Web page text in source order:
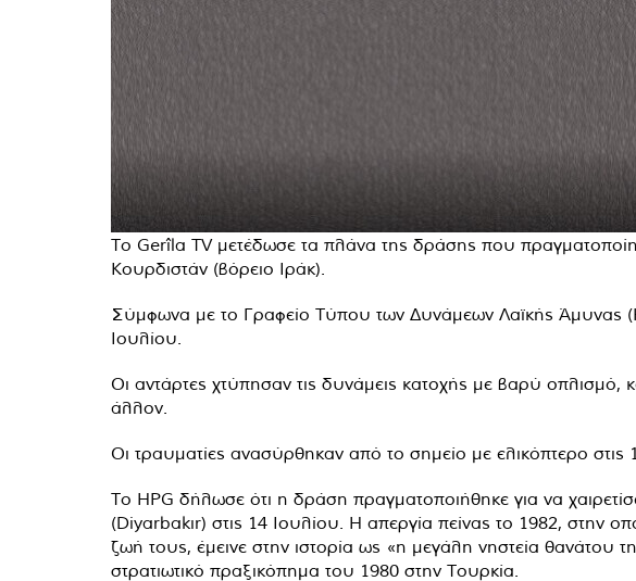
Το Gerîla TV μετέδωσε τα πλάνα της δράσης που
Κουρδιστάν (βόρειο Ιράκ).
Σύμφωνα με το Γραφείο Τύπου των Δυνάμεων Λαϊκής Άμυνας
Ιουλίου.
Οι αντάρτες χτύπησαν τις δυνάμεις κατοχής με βαρύ
άλλον.
Οι τραυματίες ανασύρθηκαν από το σημείο με ελικόπτερο στις
Το HPG δήλωσε ότι η δράση πραγματοποιήθηκε για να
(Diyarbakır) στις 14 Ιουλίου. Η απεργία πείνας το 1982,
ζωή τους, έμεινε στην ιστορία ως «η μεγάλη νηστεία θανάτου
στρατιωτικό πραξικόπημα του 1980 στην Τουρκία.